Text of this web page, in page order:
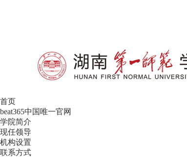
首页
beat365中国唯一官网
学院简介
现任领导
机构设置
联系方式